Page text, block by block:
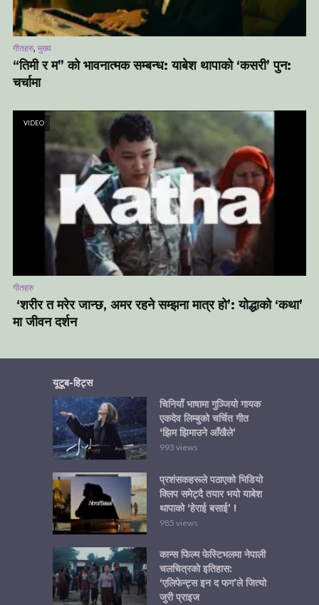
गीतहरु, मुख्य
“तिमी र म” को भावनात्मक सम्बन्ध: याबेश थापाको ‘कसरी’ पुन:
चर्चामा
VIDEO
गीतहरु
‘शरीर त मरेर जान्छ, अमर रहने सम्झना मात्र हो’: योद्धाको ‘कथा’
मा जीवन दर्शन
यूटूब-हिट्स
चिनियाँ भाषामा गुञ्जियो गायक
एकदेव लिम्बुको चर्चित गीत
‘झिम झिमाउने आँखैले’
993 views
प्रशंसकहरूले पठाएको भिडियो
क्लिप समेट्दै तयार भयो याबेश
थापाको ‘हेराई बसाई’ !
985 views
कान्स फिल्म फेस्टिभलमा नेपाली
चलचित्रको इतिहास:
‘एलिफेन्ट्स इन द फग’ले जित्यो
जुरी प्राइज